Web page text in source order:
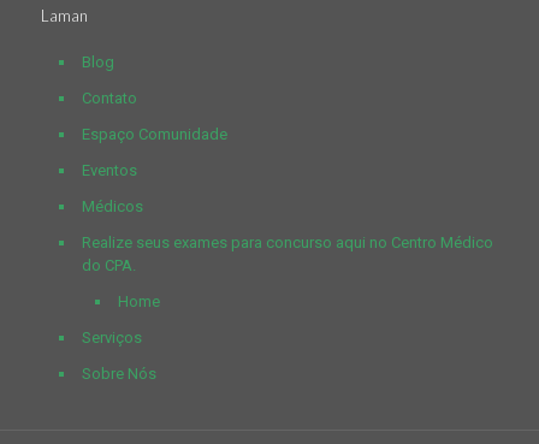
Laman
Blog
Contato
Espaço Comunidade
Eventos
Médicos
Realize seus exames para concurso aqui no Centro Médico
do CPA.
Home
Serviços
Sobre Nós